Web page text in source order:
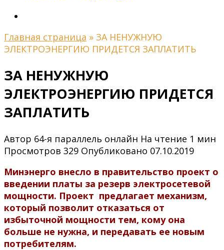
Главная страница » ЗА НЕНУЖНУЮ
ЭЛЕКТРОЭНЕРГИЮ ПРИДЕТСЯ ЗАПЛАТИТЬ
ЗА НЕНУЖНУЮ
ЭЛЕКТРОЭНЕРГИЮ ПРИДЕТСЯ
ЗАПЛАТИТЬ
Автор 64-я параллель онлайн На чтение 1 мин
Просмотров 329 Опубликовано 07.10.2019
Минэнерго внесло в правительство проект о
введении платы за резерв электросетевой
мощности. Проект предлагает механизм,
который позволит отказаться от
избыточной мощности тем, кому она
больше не нужна, и передавать ее новым
потребителям.